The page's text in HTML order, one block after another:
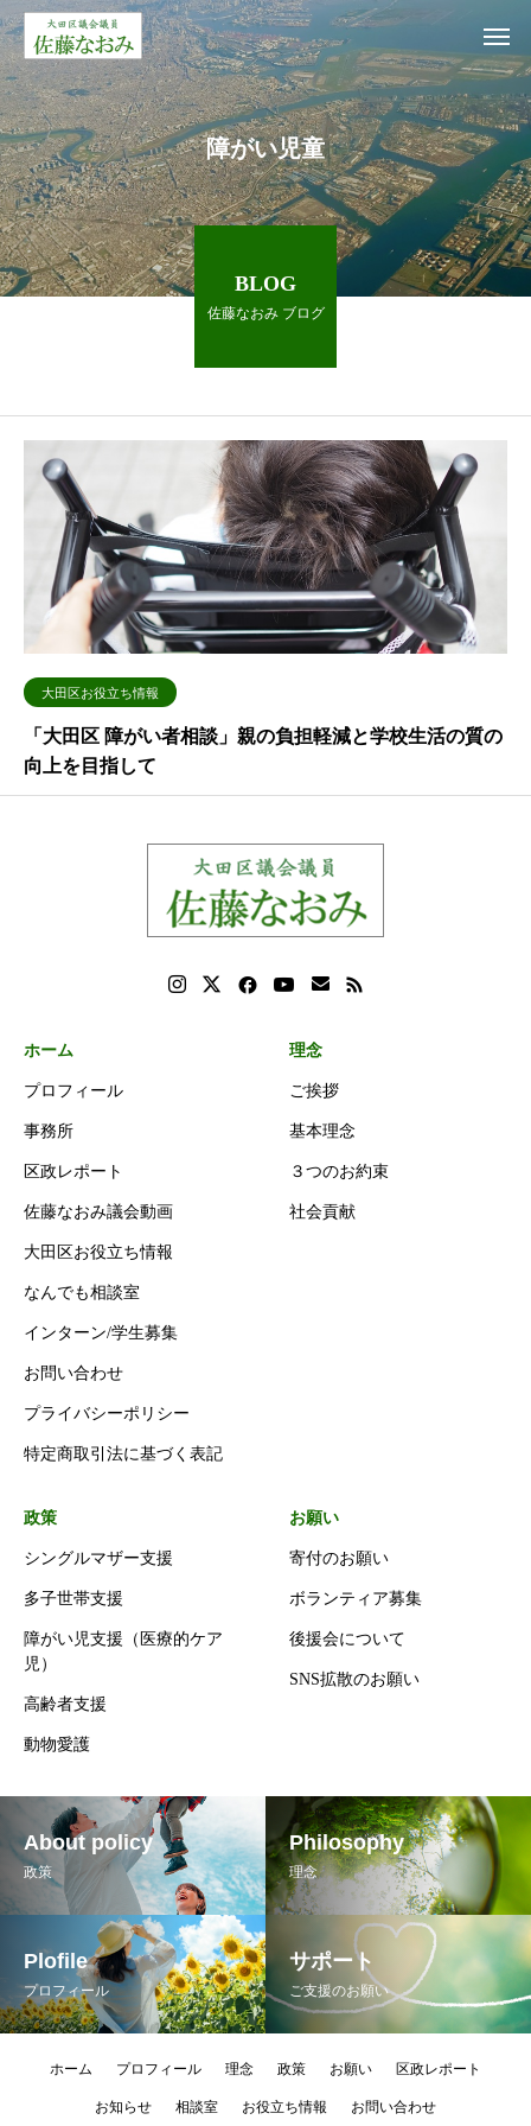
障がい児童
BLOG
佐藤なおみ ブログ
大田区お役立ち情報
「大田区 障がい者相談」親の負担軽減と学校生活の質の
向上を目指して
ホーム
プロフィール
事務所
区政レポート
佐藤なおみ議会動画
大田区お役立ち情報
なんでも相談室
インターン/学生募集
お問い合わせ
プライバシーポリシー
特定商取引法に基づく表記
理念
ご挨拶
基本理念
３つのお約束
社会貢献
政策
シングルマザー支援
多子世帯支援
障がい児支援（医療的ケア
児）
高齢者支援
動物愛護
お願い
寄付のお願い
ボランティア募集
後援会について
SNS拡散のお願い
About policy
政策
Philosophy
理念
Plofile
プロフィール
サポート
ご支援のお願い
ホーム プロフィール 理念 政策 お願い 区政レポート
お知らせ 相談室 お役立ち情報 お問い合わせ